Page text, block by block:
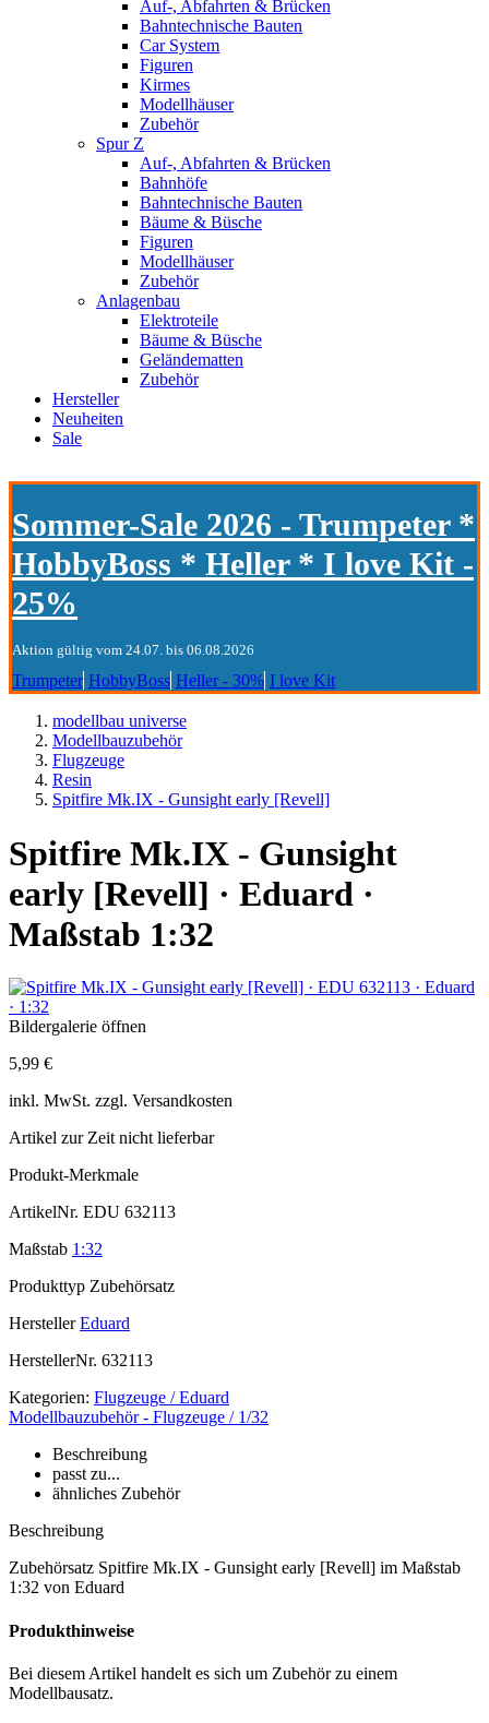
Auf-, Abfahrten & Brücken
Bahntechnische Bauten
Car System
Figuren
Kirmes
Modellhäuser
Zubehör
Spur Z
Auf-, Abfahrten & Brücken
Bahnhöfe
Bahntechnische Bauten
Bäume & Büsche
Figuren
Modellhäuser
Zubehör
Anlagenbau
Elektroteile
Bäume & Büsche
Geländematten
Zubehör
Hersteller
Neuheiten
Sale
Sommer-Sale 2026 - Trumpeter *
HobbyBoss * Heller * I love Kit -
25%
Aktion gültig vom 24.07. bis 06.08.2026
Trumpeter HobbyBoss Heller - 30% I love Kit
modellbau universe
Modellbauzubehör
Flugzeuge
Resin
Spitfire Mk.IX - Gunsight early [Revell]
Spitfire Mk.IX - Gunsight
early [Revell] · Eduard ·
Maßstab 1:32
Bildergalerie öffnen
5,99 €
inkl. MwSt. zzgl. Versandkosten
Artikel zur Zeit nicht lieferbar
Produkt-Merkmale
ArtikelNr. EDU 632113
Maßstab 1:32
Produkttyp Zubehörsatz
Hersteller Eduard
HerstellerNr. 632113
Kategorien: Flugzeuge / Eduard
Modellbauzubehör - Flugzeuge / 1/32
Beschreibung
passt zu...
ähnliches Zubehör
Beschreibung
Zubehörsatz Spitfire Mk.IX - Gunsight early [Revell] im Maßstab
1:32 von Eduard
Produkthinweise
Bei diesem Artikel handelt es sich um Zubehör zu einem
Modellbausatz.